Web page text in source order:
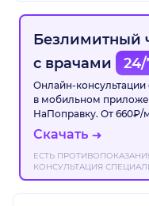
Безлимитный
с врачами
Онлайн-консультации
в мобильном
НаПоправку. От 660₽/
Скачать
ЕСТЬ
КОНСУЛЬТАЦИЯ